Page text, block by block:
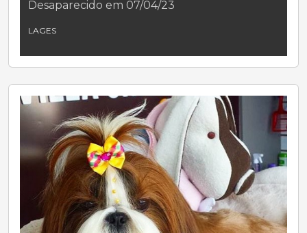
Desaparecido em 07/04/23
LAGES